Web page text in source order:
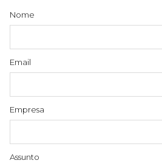
Nome
Email
Empresa
Assunto